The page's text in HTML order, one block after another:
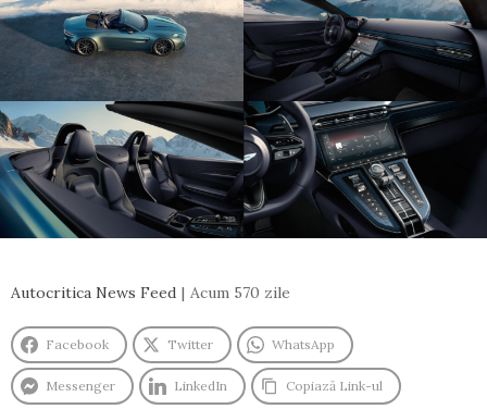
Autocritica News Feed Acum 570 zile
Facebook Twitter WhatsApp
Messenger LinkedIn Copiază Link-ul